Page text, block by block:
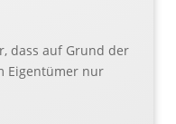
dass auf Grund der
Eigentümer nur